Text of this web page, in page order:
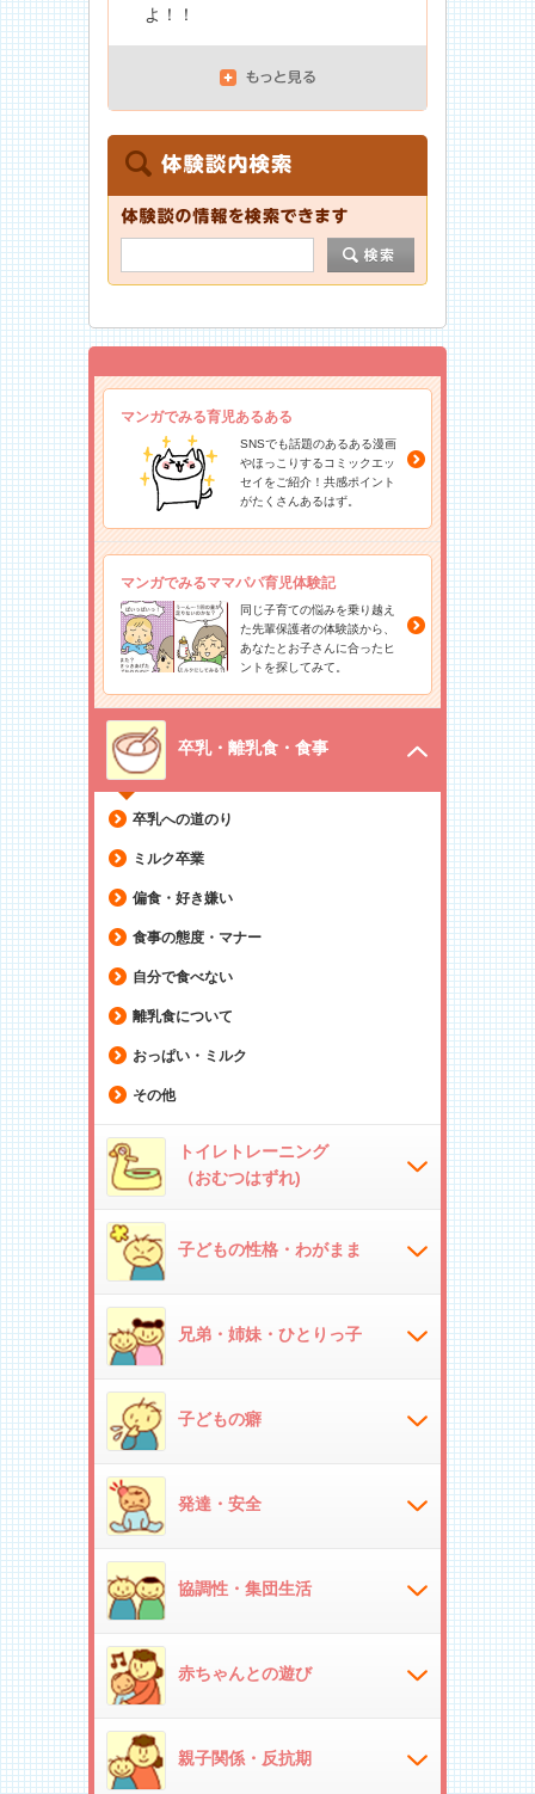
よ！！
マンガでみる育児あるある
SNSでも話題のあるある漫画
やほっこりするコミックエッ
セイをご紹介！共感ポイント
がたくさんあるはず。
マンガでみるママパパ育児体験記
同じ子育ての悩みを乗り越え
た先輩保護者の体験談から、
あなたとお子さんに合ったヒ
ントを探してみて。
卒乳・離乳食・食事
卒乳への道のり
ミルク卒業
偏食・好き嫌い
食事の態度・マナー
自分で食べない
離乳食について
おっぱい・ミルク
その他
トイレトレーニング
（おむつはずれ)
子どもの性格・わがまま
兄弟・姉妹・ひとりっ子
子どもの癖
発達・安全
協調性・集団生活
赤ちゃんとの遊び
親子関係・反抗期